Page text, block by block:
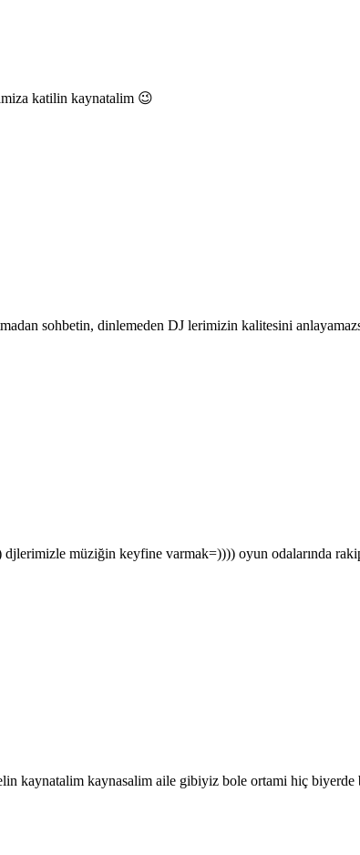
katilin kaynatalim 😉
sohbetin, dinlemeden DJ lerimizin kalitesini
müziğin keyfine varmak=)))) oyun odalarında
kaynatalim kaynasalim aile gibiyiz bole ortami hiç biyerde